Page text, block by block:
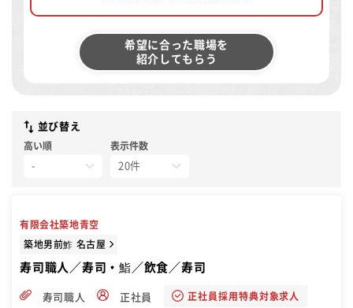
希望に合った職場を
紹介してもらう
並び替え
高い順 表示件数
有限会社築地青空
築地男前鮓 名古屋
寿司職人／寿司・鮨／飲食／寿司
寿司職人 正社員 正社員採用特典対象求人